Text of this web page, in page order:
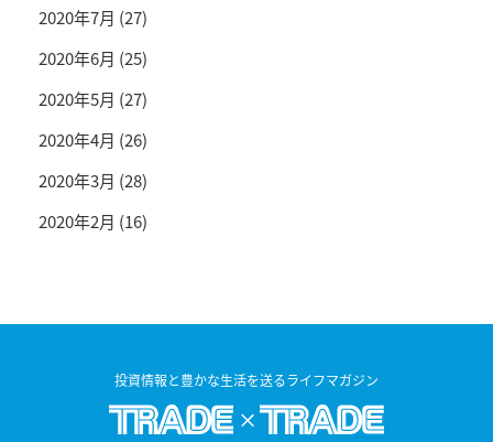
2020年7月 (27)
2020年6月 (25)
2020年5月 (27)
2020年4月 (26)
2020年3月 (28)
2020年2月 (16)
投資情報と豊かな生活を送るライフマガジン